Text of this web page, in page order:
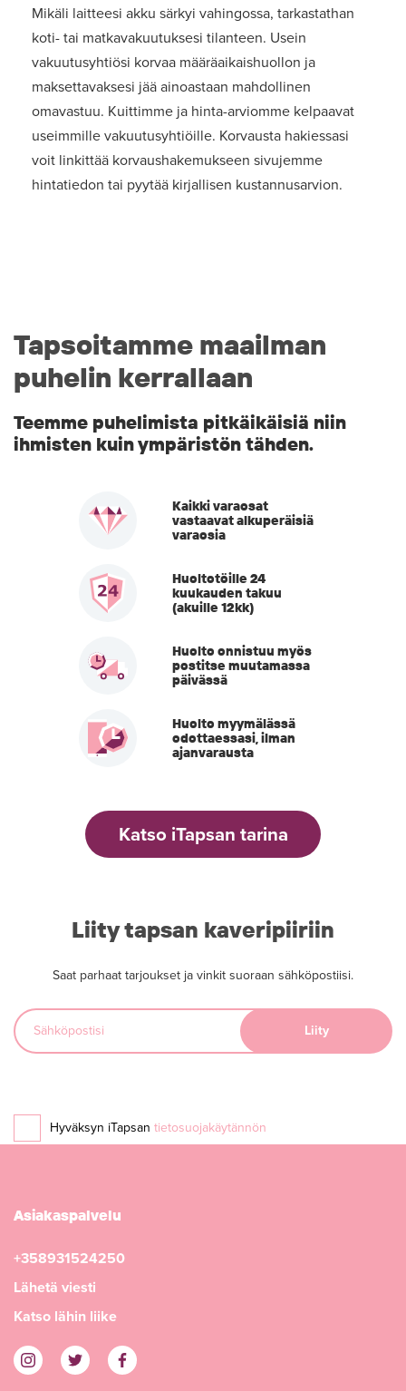
Mikäli laitteesi akku särkyi vahingossa, tarkastathan
koti- tai matkavakuutuksesi tilanteen. Usein
vakuutusyhtiösi korvaa määräaikaishuollon ja
maksettavaksesi jää ainoastaan mahdollinen
omavastuu. Kuittimme ja hinta-arviomme kelpaavat
useimmille vakuutusyhtiöille. Korvausta hakiessasi
voit linkittää korvaushakemukseen sivujemme
hintatiedon tai pyytää kirjallisen kustannusarvion.
Tapsoitamme maailman
puhelin kerrallaan
Teemme puhelimista pitkäikäisiä niin
ihmisten kuin ympäristön tähden.
Kaikki varaosat
vastaavat alkuperäisiä
varaosia
Huoltotöille 24
kuukauden takuu
(akuille 12kk)
Huolto onnistuu myös
postitse muutamassa
päivässä
Huolto myymälässä
odottaessasi, ilman
ajanvarausta
Katso iTapsan tarina
Liity tapsan kaveripiiriin
Saat parhaat tarjoukset ja vinkit suoraan sähköpostiisi.
Hyväksyn iTapsan tietosuojakäytännön
Asiakaspalvelu
+358931524250
Lähetä viesti
Katso lähin liike